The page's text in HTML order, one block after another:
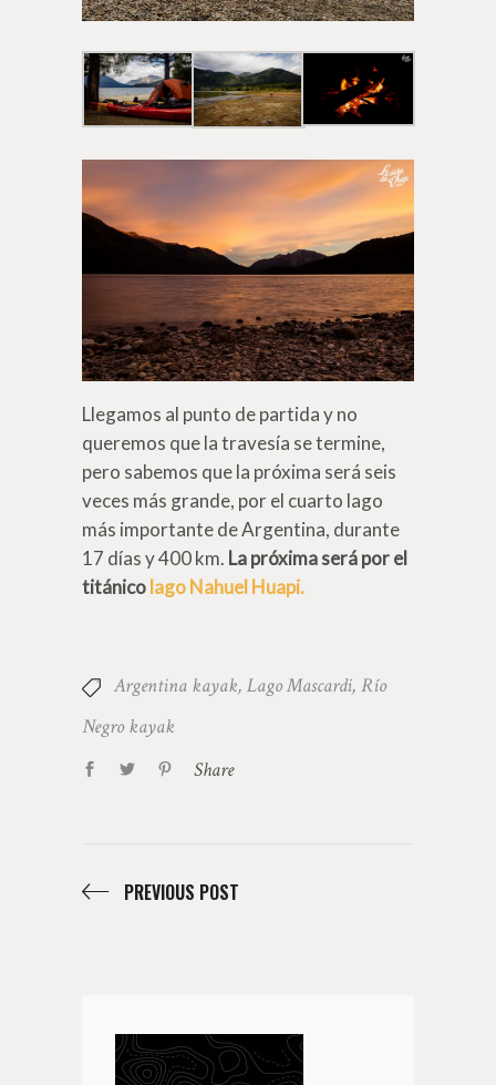
Llegamos al punto de partida y no
queremos que la travesía se termine,
pero sabemos que la próxima será seis
veces más grande, por el cuarto lago
más importante de Argentina, durante
17 días y 400 km. La próxima será por el
titánicolago Nahuel Huapi.
Argentina kayak, Lago Mascardi, Río
Negro kayak
Share
PREVIOUS POST